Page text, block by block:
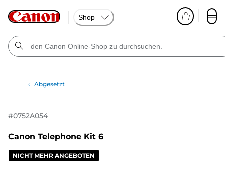
Shop
Abgesetzt
#0752A054
Canon Telephone Kit 6
NICHT MEHR ANGEBOTEN